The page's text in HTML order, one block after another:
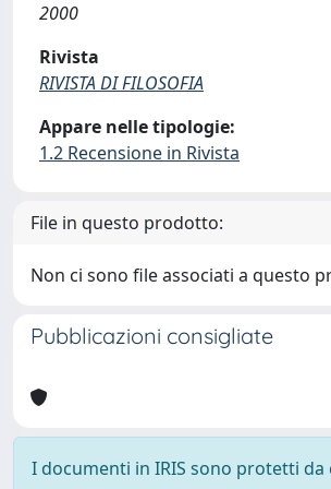
2000
Rivista
RIVISTA DI FILOSOFIA
Appare nelle tipologie:
1.2 Recensione in Rivista
File in questo prodotto:
Non ci sono file associati a questo
Pubblicazioni consigliate
I documenti in IRIS sono protetti